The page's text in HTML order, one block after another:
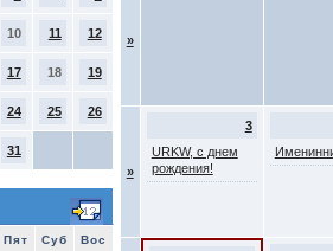
10 11 12
17 18 19
24 25 26
31
Пят Суб Вос
»
»
3
URKW, с днем
рождения!